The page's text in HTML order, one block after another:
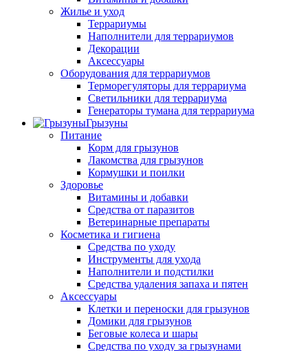
Жилье и уход
Террариумы
Наполнители для террариумов
Декорации
Аксессуары
Оборудования для террариумов
Терморегуляторы для террариума
Светильники для террариума
Генераторы тумана для террариума
Грызуны
Питание
Корм для грызунов
Лакомства для грызунов
Кормушки и поилки
Здоровье
Витамины и добавки
Средства от паразитов
Ветеринарные препараты
Косметика и гигиена
Средства по уходу
Инструменты для ухода
Наполнители и подстилки
Средства удаления запаха и пятен
Аксессуары
Клетки и переноски для грызунов
Домики для грызунов
Беговые колеса и шары
Средства по уходу за грызунами